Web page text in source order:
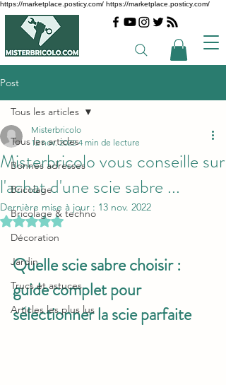
https://marketplace.posticy.com/ https://marketplace.posticy.com/
Post
Tous les articles
Bonnes adresses
Bricolage
Bricolage & techno
Décoration
Jardin
Trucs et astuces
Articles les plus lus
Tous les articles
Misterbricolo vous conseille sur
l'achat d'une scie sabre ...
Misterbricolo
12 nov. 2022 4 min de lecture
Dernière mise à jour : 13 nov. 2022
Noté NaN étoiles sur 5.
Quelle scie sabre choisir :
guide complet pour
sélectionner la scie parfaite